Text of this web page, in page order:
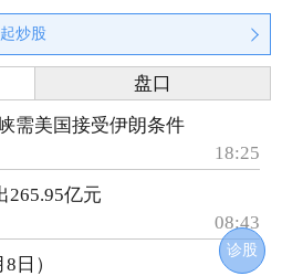
炒股
诊股
盘口
需美国接受伊朗条件
18:25
265.95亿元
08:43
日）